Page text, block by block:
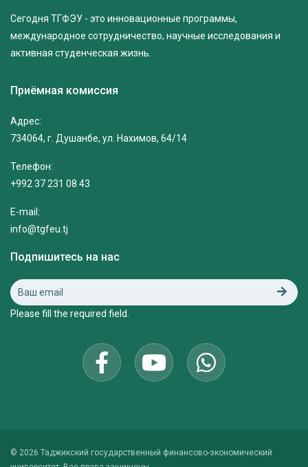
Сегодня ТГФЭУ - это инновационные программы,
международное сотрудничество, научные исследования и
активная студенческая жизнь.
Приёмная комиссия
Адрес:
734064, г. Душанбе, ул. Нахимов, 64/14
Телефон:
+992 37 231 08 43
E-mail:
info@tgfeu.tj
Подпишитесь на нас
Please fill the required field.
© 2026 Таджикский государственный финансово-экономический